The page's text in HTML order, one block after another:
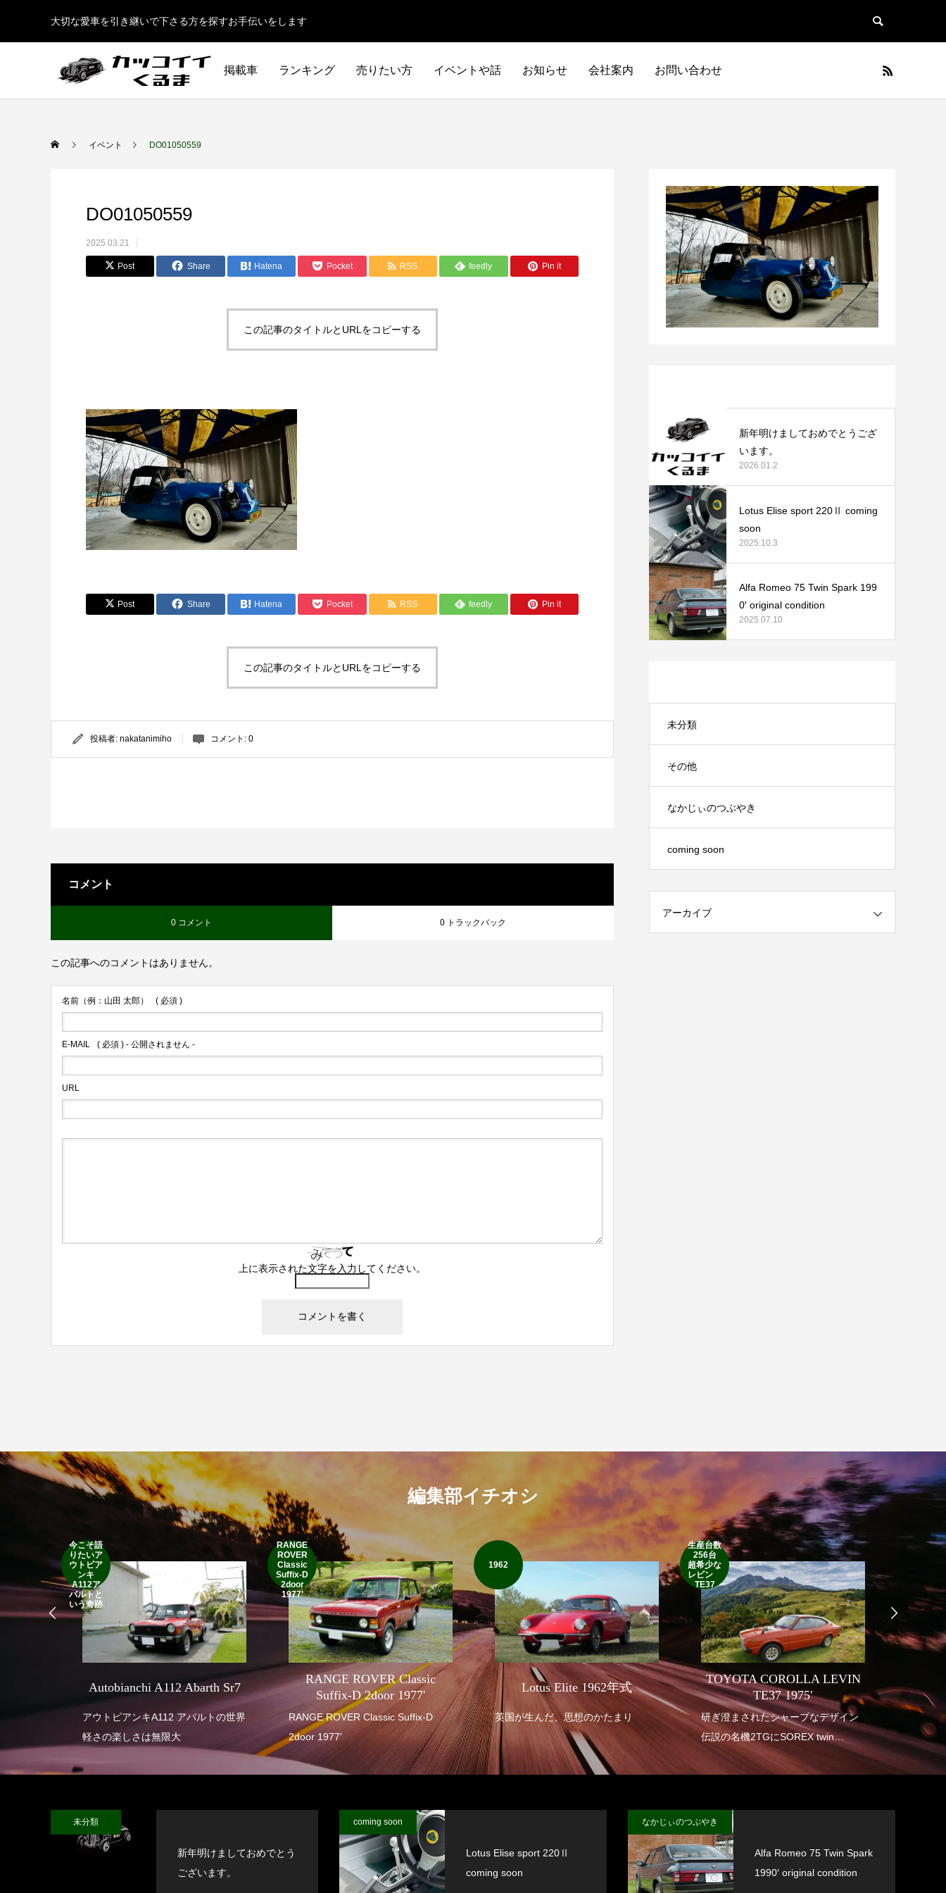
大切な愛車を引き継いで下さる方を探すお手伝いをします
掲載車 ランキング 売りたい方 イベントや話 お知らせ 会社案内 お問い合わせ
GERMANY ILTALIA
日本車
JAPAN
フランス車
FRANCE
イベント DO01050559
DO01050559
2025.03.21
Post Share Hatena Pocket RSS feedly Pin it
この記事のタイトルとURLをコピーする
Post Share Hatena Pocket RSS feedly Pin it
この記事のタイトルとURLをコピーする
投稿者: nakatanimiho コメント: 0
コメント
0 コメント 0 トラックバック
この記事へのコメントはありません。
名前（例：山田 太郎） ( 必須 )
E-MAIL ( 必須 ) - 公開されません -
URL
上に表示された文字を入力してください。
新年明けましておめでとうござ
います。
2026.01.2
Lotus Elise sport 220Ⅱ coming
soon
2025.10.3
Alfa Romeo 75 Twin Spark 199
0′ original condition
2025.07.10
未分類
その他
なかじぃのつぶやき
coming soon
アーカイブ
編集部イチオシ
今こそ語
りたいア
ウトビア
ンキ
A112ア
バルトと
いう奇跡
Autobianchi A112 Abarth Sr7
アウトビアンキA112 アバルトの世界
軽さの楽しさは無限大
RANGE
ROVER
Classic
Suffix-D
2door
1977'
RANGE ROVER Classic
Suffix-D 2door 1977′
RANGE ROVER Classic Suffix-D
2door 1977'
1962
Lotus Elite 1962年式
英国が生んだ、思想のかたまり
生産台数
256台
超希少な
レビン
TE37
TOYOTA COROLLA LEVIN
TE37 1975′
研ぎ澄まされたシャープなデザイン
伝説の名機2TGにSOREX twin
carburetor
垂涎の幻の一台
1950年
アメリ
も華や
インデ
未分類
新年明けましておめでとう
ございます。
coming soon
Lotus Elise sport 220Ⅱ
coming soon
なかじぃのつぶやき
Alfa Romeo 75 Twin Spark
1990′ original condition